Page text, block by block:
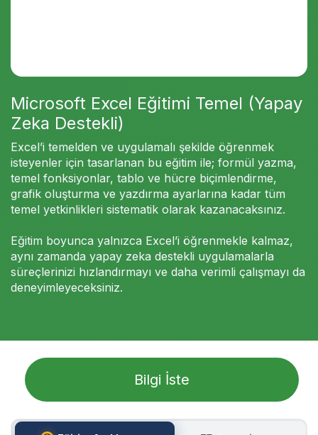
Microsoft Excel Eğitimi Temel (Yapay
Zeka Destekli)
Excel’i temelden ve uygulamalı şekilde öğrenmek
isteyenler için tasarlanan bu eğitim ile; formül yazma,
temel fonksiyonlar, tablo ve hücre biçimlendirme,
grafik oluşturma ve yazdırma ayarlarına kadar tüm
temel yetkinlikleri sistematik olarak kazanacaksınız.
Eğitim boyunca yalnızca Excel’i öğrenmekle kalmaz,
aynı zamanda yapay zeka destekli uygulamalarla
süreçlerinizi hızlandırmayı ve daha verimli çalışmayı da
deneyimleyeceksiniz.
Bilgi İste